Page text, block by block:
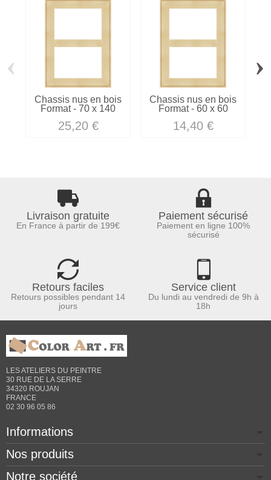
Chassis nus en bois
Format - 70 x 140
25,20 €
Chassis nus en bois
Format - 60 x 60
14,40 €
‹ ›
Livraison gratuite
En France à partir de 199€
Paiement sécurisé
Paiement en ligne 100%
sécurisé
Retours faciles
Retours possibles pendant 14
jours
Service client
Du lundi au vendredi de 9h à
18h
LES ATELIERS DU PEINTRE
30 RUE DE LA SERRE
34320 ROUJAN
FRANCE
02 30 96 05 86
Informations
Nos produits
Notre société